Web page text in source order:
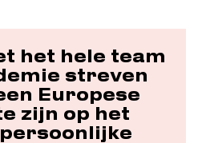
het hele team
streven
Europese
zijn op het